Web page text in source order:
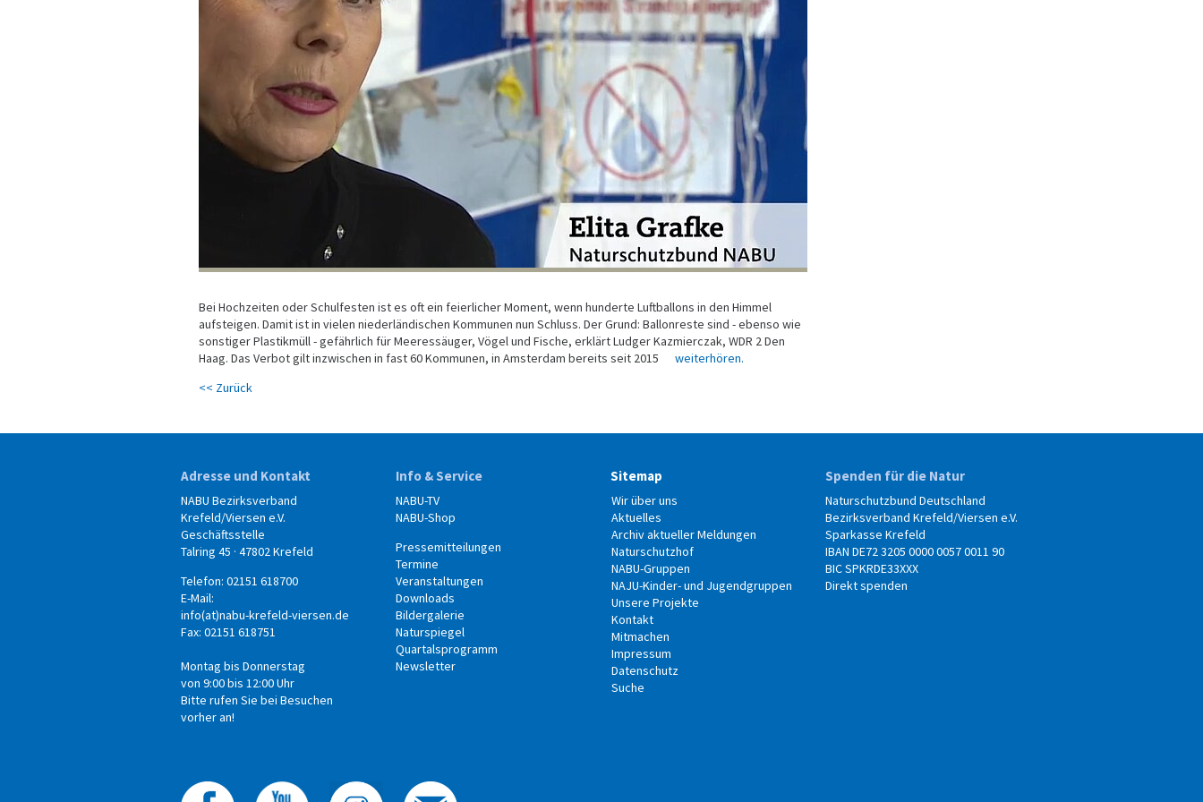
Bei Hochzeiten oder Schulfesten ist es oft ein feierlicher Moment, wenn hunderte Luftballons in den Himmel
aufsteigen. Damit ist in vielen niederländischen Kommunen nun Schluss. Der Grund: Ballonreste sind - ebenso wie
sonstiger Plastikmüll - gefährlich für Meeressäuger, Vögel und Fische, erklärt Ludger Kazmierczak, WDR 2 Den
Haag. Das Verbot gilt inzwischen in fast 60 Kommunen, in Amsterdam bereits seit 2015 weiterhören.
<< Zurück
Adresse und Kontakt
NABU Bezirksverband
Krefeld/Viersen e.V.
Geschäftsstelle
Talring 45 · 47802 Krefeld
Telefon: 02151 618700
E-Mail:
info(at)nabu-krefeld-viersen.de
Fax: 02151 618751
Montag bis Donnerstag
von 9:00 bis 12:00 Uhr
Bitte rufen Sie bei Besuchen
vorher an!
Info & Service
NABU-TV
NABU-Shop
Pressemitteilungen
Termine
Veranstaltungen
Downloads
Bildergalerie
Naturspiegel
Quartalsprogramm
Newsletter
Sitemap
Wir über uns
Aktuelles
Archiv aktueller Meldungen
Naturschutzhof
NABU-Gruppen
NAJU-Kinder- und Jugendgruppen
Unsere Projekte
Kontakt
Mitmachen
Impressum
Datenschutz
Suche
Spenden für die Natur
Naturschutzbund Deutschland
Bezirksverband Krefeld/Viersen e.V.
Sparkasse Krefeld
IBAN DE72 3205 0000 0057 0011 90
BIC SPKRDE33XXX
Direkt spenden